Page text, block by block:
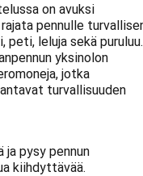
on avuksi
pennulle
peti, leluja sekä puruluu.
yksinolon
jotka
turvallisuuden
ja pysy pennun
kiihdyttävää.